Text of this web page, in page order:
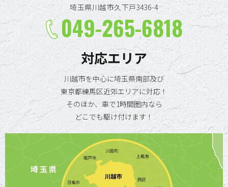
埼玉県川越市久下戸3436-4
049-265-6818
対応エリア
川越市を中心に埼玉県南部及び
東京都練馬区近郊エリアに対応！
そのほか、車で1時間圏内なら
どこでも駆け付けます！